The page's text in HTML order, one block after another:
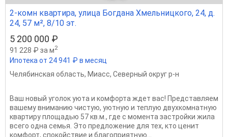
2-комн квартира, улица Богдана Хмельницкого, 24, д.
24, 57 м², 8/10 эт.
5 200 000 ₽
91 228 ₽ за м2
Ипотека от 24 941 ₽ в месяц
Челябинская область, Миасс, Северный округ р-н
Ваш новый уголок уюта и комфорта ждет вас! Представляем
вашему вниманию чистую, уютную и теплую двухкомнатную
квартиру площадью 57 кв.м., где с момента застройки жила
всего одна семья. Это предложение для тех, кто ценит
комфорт, спокойствие и благоприятную...